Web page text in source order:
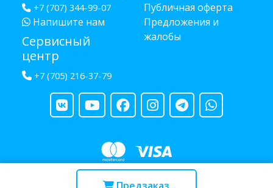
+7 (707) 344-99-07
Напишите нам
Сервисный
центр
+7 (705) 216-37-79
Публичная оферта
Предложения и
жалобы
Copyright © 2013 - 2026 RUBA - разработано